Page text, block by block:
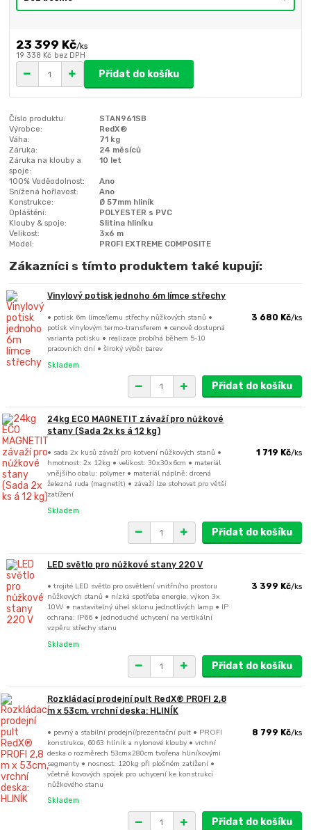
23 399 Kč/ks
19 338 Kč bez DPH
Přidat do košíku
Číslo produktu:
STAN961SB
Výrobce:
RedX®
Váha:
71 kg
Záruka:
24 měsíců
Záruka na klouby a
spoje:
10 let
100% Voděodolnost:
Ano
Snížená hořlavost:
Ano
Konstrukce:
Ø 57mm hliník
Opláštění:
POLYESTER s PVC
Klouby & spoje:
Slitina hliníku
Velikost:
3x6 m
Model:
PROFI EXTREME COMPOSITE
Zákazníci s tímto produktem také kupují:
Vinylový potisk jednoho 6m límce střechy
• potisk 6m límce/lemu střechy nůžkových stanů •
potisk vinylovým termo-transferem • cenově dostupná
varianta potisku • realizace probíhá během 5-10
pracovních dní • široký výběr barev
3 680 Kč/ks
Skladem
Přidat do košíku
24kg ECO MAGNETIT závaží pro nůžkové
stany (Sada 2x ks á 12 kg)
• sada 2x kusů závaží pro kotvení nůžkových stanů •
hmotnost: 2x 12kg • velikost: 30x30x6cm • materiál
vnějšího obalu: polymer • materiál náplně: drcená
železná ruda (magnetit) • závaží lze stohovat pro větší
zatížení
1 719 Kč/ks
Skladem
Přidat do košíku
LED světlo pro nůžkové stany 220 V
• trojité LED světlo pro osvětlení vnitřního prostoru
nůžkových stanů • nízká spotřeba energie, výkon 3x
10W • nastavitelný úhel sklonu jednotlivých lamp • IP
ochrana: IP66 • jednoduché uchycení na vertikální
vzpěru střechy stanu
3 399 Kč/ks
Skladem
Přidat do košíku
Rozkládací prodejní pult RedX® PROFI 2,8
m x 53cm, vrchní deska: HLINÍK
• pevný a stabilní prodejní/prezentační pult • PROFI
konstrukce, 6063 hliník a nylonové klouby • vrchní
deska o rozměrech 53cmx280cm tvořena hliníkovými
segmenty • nosnost: 120kg při plošném zatížení •
včetně kovových spojek pro uchycení ke konstrukci
nůžkového stanu
8 799 Kč/ks
Skladem
Přidat do košíku